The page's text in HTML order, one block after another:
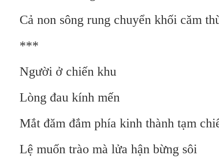
Cả non sông rung chuyển khối căm
***
Người ở chiến khu
Lòng đau kính mến
Mắt đăm đắm phía kinh thành tạm
Lệ muốn trào mà lửa hận bừng sôi